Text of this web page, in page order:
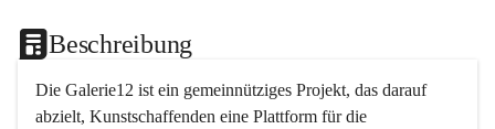
Beschreibung
Die Galerie12 ist ein gemeinnütziges Projekt, das darauf
abzielt, Kunstschaffenden eine Plattform für die